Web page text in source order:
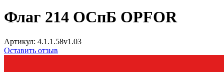
Флаг 214 ОСпБ OPFOR
Артикул: 4.1.1.58v1.03
Оставить отзыв